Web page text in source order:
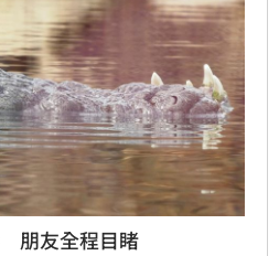
朋友全程目睹